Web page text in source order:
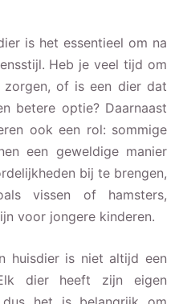
is het essentieel om na
Heb je veel tijd om
of is een dier dat
betere optie? Daarnaast
ook een rol: sommige
een geweldige manier
bij te brengen,
vissen of hamsters,
voor jongere kinderen.
huisdier is niet altijd een
dier heeft zijn eigen